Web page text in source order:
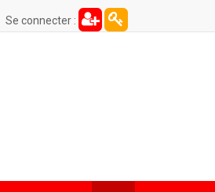
Se connecter :